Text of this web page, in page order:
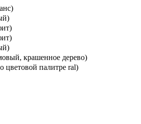
крашенное дерево)
цветовой палитре ral)